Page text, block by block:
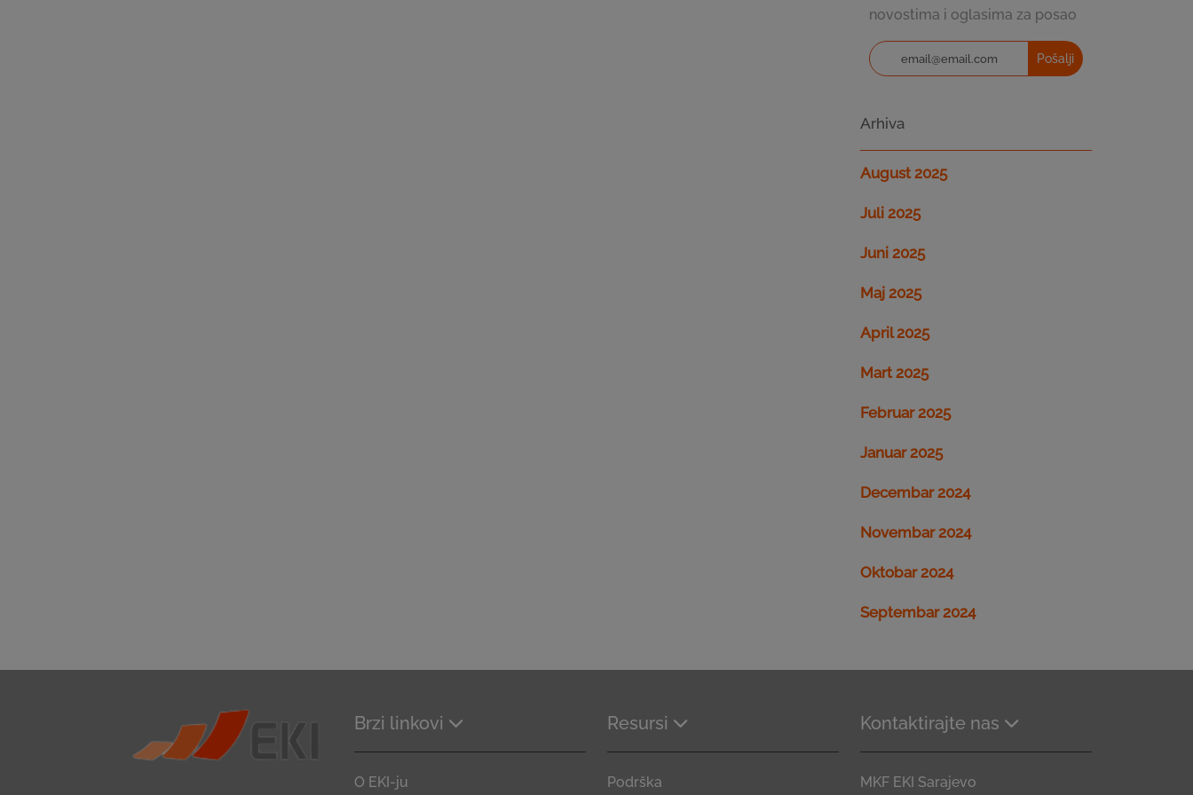
novostima i oglasima za posao
Pošalji
Arhiva
August 2025
Juli 2025
Juni 2025
Maj 2025
April 2025
Mart 2025
Februar 2025
Januar 2025
Decembar 2024
Novembar 2024
Oktobar 2024
Septembar 2024
Brzi linkovi
O EKI-ju
Resursi
Podrška
Kontaktirajte nas
MKF EKI Sarajevo